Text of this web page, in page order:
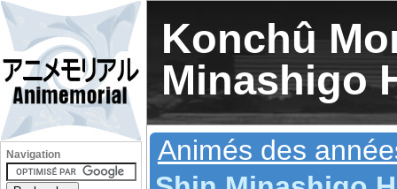
Konchû
Minashigo
Animés des
Navigation